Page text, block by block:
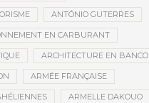
ANTÓNIO GUTERRES
EN CARBURANT
ARCHITECTURE EN BANCO
ARMÉE FRANÇAISE
ARMELLE DAKOUO